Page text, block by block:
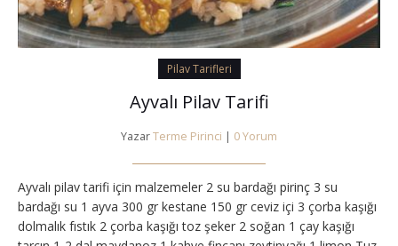
Pilav Tarifleri
Ayvalı Pilav Tarifi
YazarTerme Pirinci | 0 Yorum
Ayvalı pilav tarifi için malzemeler 2 su bardağı pirinç 3 su
bardağı su 1 ayva 300 gr kestane 150 gr ceviz içi 3 çorba kaşığı
dolmalık fıstık 2 çorba kaşığı toz şeker 2 soğan 1 çay kaşığı